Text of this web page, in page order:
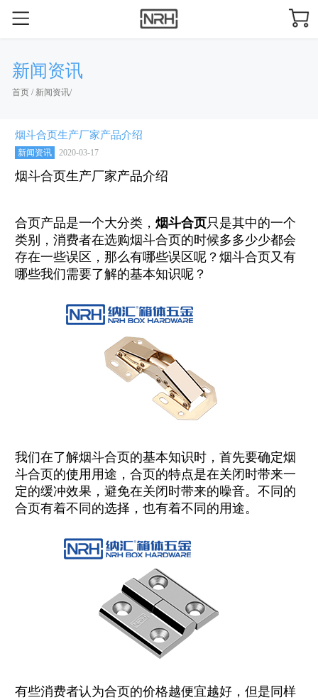
新闻资讯
首页/ 新闻资讯/
烟斗合页生产厂家产品介绍
新闻资讯 2020-03-17
烟斗合页生产厂家产品介绍
合页产品是一个大分类， 烟斗合页只是其中的一个
类别，消费者在选购烟斗合页的时候多多少少都会
存在一些误区，那么有哪些误区呢？烟斗合页又有
哪些我们需要了解的基本知识呢？
我们在了解烟斗合页的基本知识时，首先要确定烟
斗合页的使用用途，合页的特点是在关闭时带来一
定的缓冲效果，避免在关闭时带来的噪音。不同的
合页有着不同的选择，也有着不同的用途。
有些消费者认为合页的价格越便宜越好，但是同样